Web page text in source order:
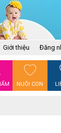
Giới thiệu Đăng
NUÔI CON